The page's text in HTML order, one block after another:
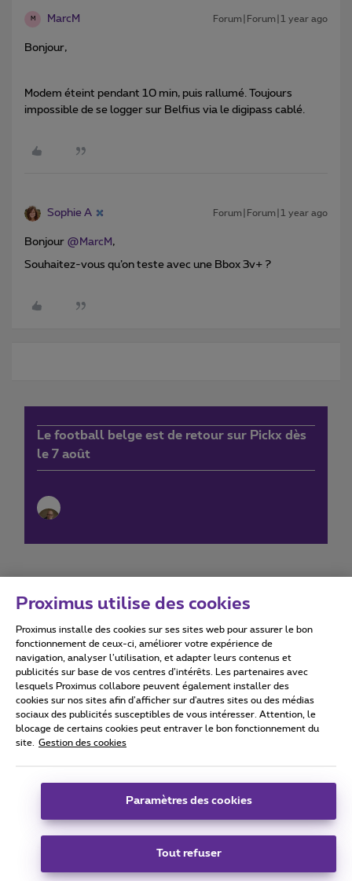
M MarcM Forum|Forum|1 year ago
Bonjour,
Modem éteint pendant 10 min, puis rallumé. Toujours
impossible de se logger sur Belfius via le digipass cablé.
Sophie A Forum|Forum|1 year ago
Bonjour ​ @MarcM ,
Souhaitez-vous qu’on teste avec une Bbox 3v+ ?
Le football belge est de retour sur Pickx dès
le 7 août
Conditions d'utilisation Accessibility statement
Tous droits réservés. © 2026
Conditions générales, info consommateur
Coordonnées de l’entreprise
Boulevard du Roi Albert II 27 - B-1030 Bruxelles.
Proximus utilise des cookies
Proximus installe des cookies sur ses sites web pour assurer le bon
fonctionnement de ceux-ci, améliorer votre expérience de
navigation, analyser l’utilisation, et adapter leurs contenus et
publicités sur base de vos centres d’intérêts. Les partenaires avec
lesquels Proximus collabore peuvent également installer des
cookies sur nos sites afin d’afficher sur d'autres sites ou des médias
sociaux des publicités susceptibles de vous intéresser. Attention, le
blocage de certains cookies peut entraver le bon fonctionnement du
site.
Gestion des cookies
Paramètres des cookies
Tout refuser